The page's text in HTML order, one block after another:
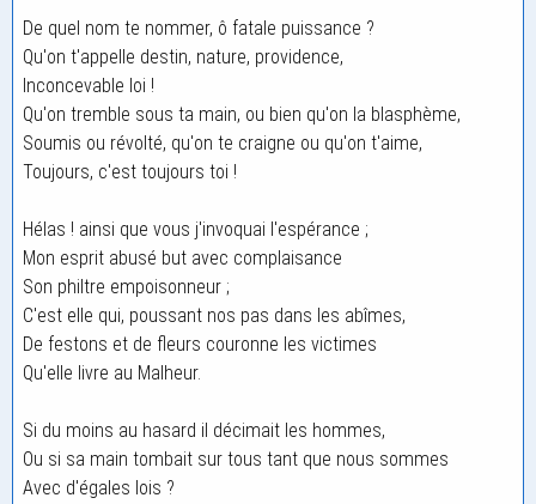
De quel nom te nommer, ô fatale puissance ?
Qu'on t'appelle destin, nature, providence,
Inconcevable loi !
Qu'on tremble sous ta main, ou bien qu'on la blasphème,
Soumis ou révolté, qu'on te craigne ou qu'on t'aime,
Toujours, c'est toujours toi !
Hélas ! ainsi que vous j'invoquai l'espérance ;
Mon esprit abusé but avec complaisance
Son philtre empoisonneur ;
C'est elle qui, poussant nos pas dans les abîmes,
De festons et de fleurs couronne les victimes
Qu'elle livre au Malheur.
Si du moins au hasard il décimait les hommes,
Ou si sa main tombait sur tous tant que nous sommes
Avec d'égales lois ?